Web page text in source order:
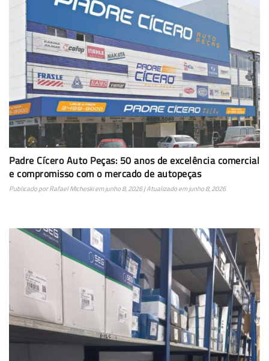
Padre Cícero Auto Peças: 50 anos de excelência comercial
e compromisso com o mercado de autopeças
Publicado porRafael Micheskiemjunho 8, 2026| Atualizado emjunho 8, 2026